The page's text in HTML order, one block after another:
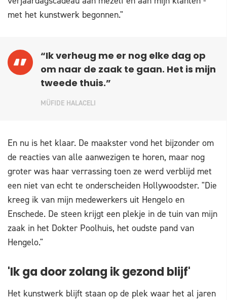
met het kunstwerk begonnen."
“Ik verheug me er nog elke dag op
om naar de zaak te gaan. Het is mijn
tweede thuis.”
MÜFIDE HALACELI
En nu is het klaar. De maakster vond het bijzonder om
de reacties van alle aanwezigen te horen, maar nog
groter was haar verrassing toen ze werd verblijd met
een niet van echt te onderscheiden Hollywoodster. "Die
kreeg ik van mijn medewerkers uit Hengelo en
Enschede. De steen krijgt een plekje in de tuin van mijn
zaak in het Dokter Poolhuis, het oudste pand van
Hengelo."
'Ik ga door zolang ik gezond blijf'
Het kunstwerk blijft staan op de plek waar het al jaren